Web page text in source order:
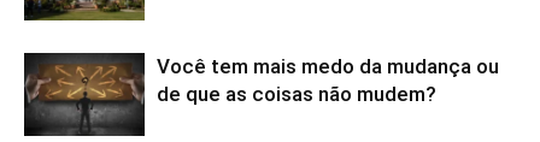
Você tem mais medo da mudança ou
de que as coisas não mudem?